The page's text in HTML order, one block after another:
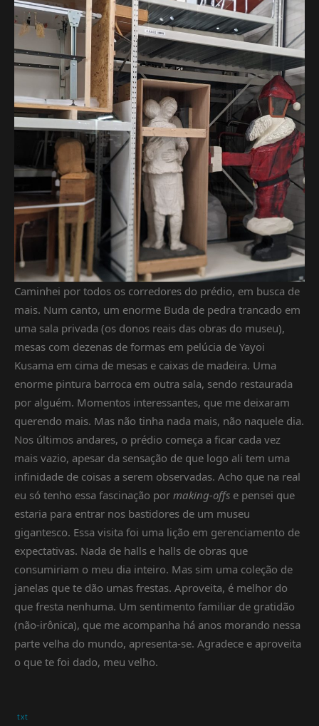
Caminhei por todos os corredores do prédio, em busca de
mais. Num canto, um enorme Buda de pedra trancado em
uma sala privada (os donos reais das obras do museu),
mesas com dezenas de formas em pelúcia de Yayoi
Kusama em cima de mesas e caixas de madeira. Uma
enorme pintura barroca em outra sala, sendo restaurada
por alguém. Momentos interessantes, que me deixaram
querendo mais. Mas não tinha nada mais, não naquele dia.
Nos últimos andares, o prédio começa a ficar cada vez
mais vazio, apesar da sensação de que logo ali tem uma
infinidade de coisas a serem observadas. Acho que na real
eu só tenho essa fascinação por making-offs e pensei que
estaria para entrar nos bastidores de um museu
gigantesco. Essa visita foi uma lição em gerenciamento de
expectativas. Nada de halls e halls de obras que
consumiriam o meu dia inteiro. Mas sim uma coleção de
janelas que te dão umas frestas. Aproveita, é melhor do
que fresta nenhuma. Um sentimento familiar de gratidão
(não-irônica), que me acompanha há anos morando nessa
parte velha do mundo, apresenta-se. Agradece e aproveita
o que te foi dado, meu velho.
txt